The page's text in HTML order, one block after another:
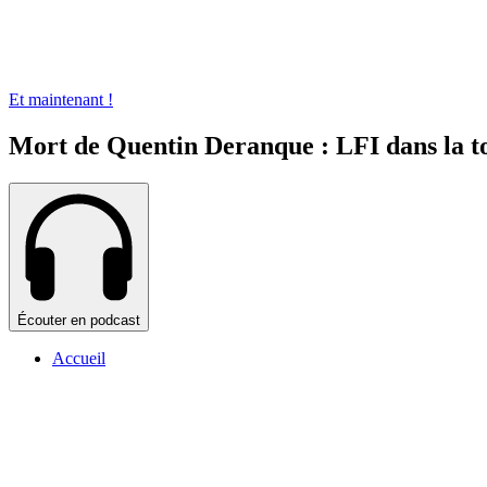
Et maintenant !
Mort de Quentin Deranque : LFI dans la
Écouter en podcast
Accueil